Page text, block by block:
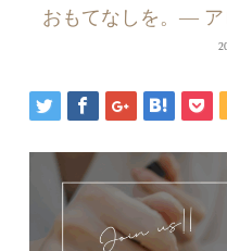
おもてなしを。—